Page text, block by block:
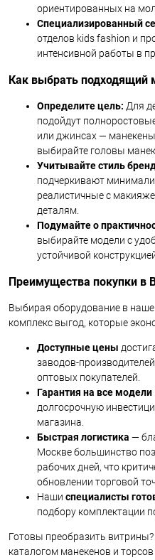
ориентированных на
Специализированный
отделов kids fashion и
интенсивной работы в
Как выбрать подходящий
Определите цель: Для
подойдут
или джинсах —
выбирайте головы
Учитывайте стиль
подчеркивают
реалистичные с
деталям.
Подумайте о
выбирайте модели с
устойчивой
Преимущества покупки в
Выбирая оборудование в
комплекс выгод, которые
Доступные цены
заводов-
оптовых покупателей.
Гарантия на все модели
долгосрочную
магазина.
Быстрая логистика —
Москве большинство
рабочих дней, что
обновлении торговой
Наши специалисты
подбору комплектации
Готовы преобразить
каталогом манекенов и